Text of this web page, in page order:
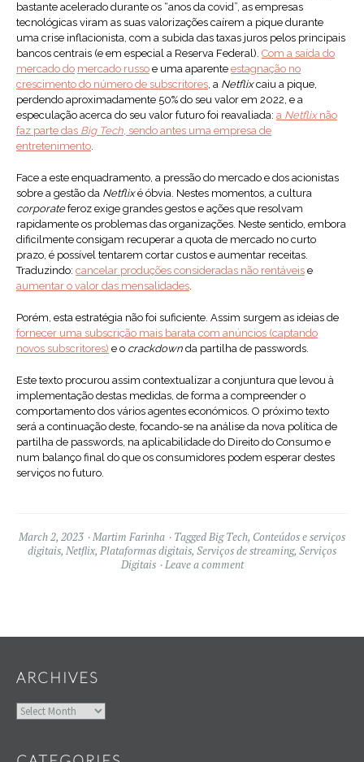
bastante acelerado durante os “anos da covid”, as empresas
tecnológicas viram as suas valorizações caírem a pique durante
uma crise inflacionista, com a subida das taxas juros pelos principais
bancos centrais (e em especial a Reserva Federal). Com a saída do
mercado do mercado russo e uma aparente estagnação no
crescimento do número de subscritores, a Netflixcaiu a pique,
perdendo aproximadamente 50% do seu valor em 2022, e a
especulação acerca do seu valor futuro foi reavaliada: a Netflixnão
faz parte das Big Tech, sendo antes uma empresa de
entretenimento.
Face a este enquadramento, a pressão do mercado e dos acionistas
sobre a gestão da Netflixé óbvia. Nestes momentos, a cultura
corporateferoz exige grandes gestos e ações que resolvam
rapidamente os problemas das organizações. Neste sentido, embora
dificilmente consigam recuperar a quota de mercado no curto
prazo, é possível tentarem cortar custos e aumentar receitas.
Traduzindo: cancelar produções consideradas não rentáveis e
aumentar o valor das mensalidades.
Porém, esta estratégia não foi suficiente. Assim surgem as ideias de
fornecer uma subscrição mais barata com anúncios (captando
novos subscritores) e o crackdown da partilha de passwords.
Este texto procurou assim contextualizar a conjuntura que levou à
implementação destas medidas, de forma a compreender o
comportamento dos vários agentes económicos. O próximo texto
será a continuação deste, focando-se na análise da nova política de
partilha de passwords, na aplicabilidade do Direito do Consumo e
num balanço final do que os consumidores podem esperar destes
serviços no futuro.
March 2, 2023 Martim Farinha TaggedBig Tech, Conteúdos e serviços
digitais, Netflix, Plataformas digitais, Serviços de streaming, Serviços
Digitais
Leave a comment
ARCHIVES
Archives